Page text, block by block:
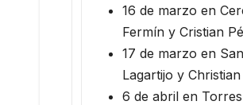
16 de marzo en
Fermín y Cristian
17 de marzo en
Lagartijo y
6 de abril en